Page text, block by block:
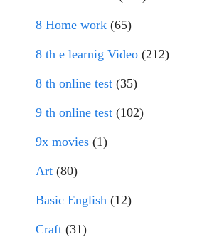
8 Home work (65)
8 th e learnig Video (212)
8 th online test (35)
9 th online test (102)
9x movies (1)
Art (80)
Basic English (12)
Craft (31)